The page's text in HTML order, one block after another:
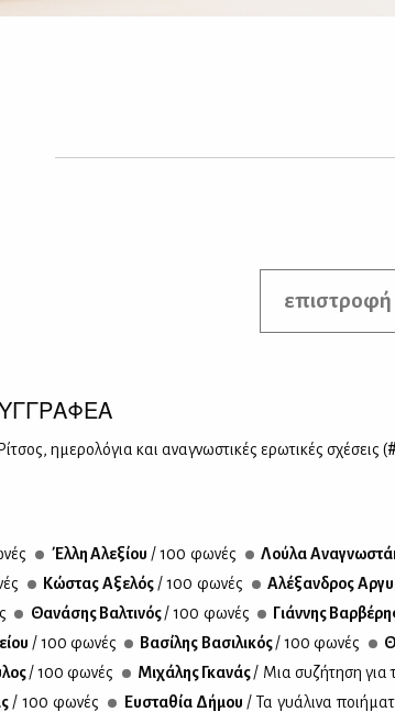
ημε­ρο­λό­για και ανα­γνω­στι­κές ερω­τι­κές σχέ­σεις (
Έλ­λη Αλε­ξί­ου / 100 φω­νές Λού­λα
Κώ­στας Αξε­λός / 100 φω­νές Αλέ­ξαν­δρος
Θα­νά­σης Βαλ­τι­νός/ 100 φω­νές Γιάν­νης
/ 100 φω­νές Βα­σί­λης Βα­σι­λι­κός/ 100 φω­νές
/ 100 φω­νές Μι­χά­λης Γκα­νάς/ Μια συ­ζή­τη­ση για
/ 100 φω­νές Ευ­στα­θία Δή­μου / Τα γυά­λι­να